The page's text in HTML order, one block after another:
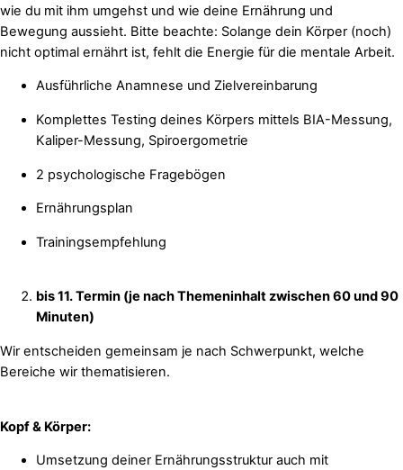
wie du mit ihm umgehst und wie deine Ernährung und
Bewegung aussieht. Bitte beachte: Solange dein Körper (noch)
nicht optimal ernährt ist, fehlt die Energie für die mentale Arbeit.
Ausführliche Anamnese und Zielvereinbarung
Komplettes Testing deines Körpers mittels BIA-Messung,
Kaliper-Messung, Spiroergometrie
2 psychologische Fragebögen
Ernährungsplan
Trainingsempfehlung
bis 11. Termin (je nach Themeninhalt zwischen 60 und 90
Minuten)
Wir entscheiden gemeinsam je nach Schwerpunkt, welche
Bereiche wir thematisieren.
Kopf & Körper:
Umsetzung deiner Ernährungsstruktur auch mit